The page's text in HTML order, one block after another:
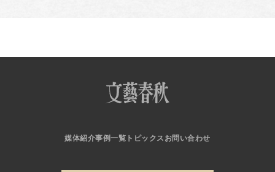
媒体紹介事例一覧 トピックス お問い合わせ